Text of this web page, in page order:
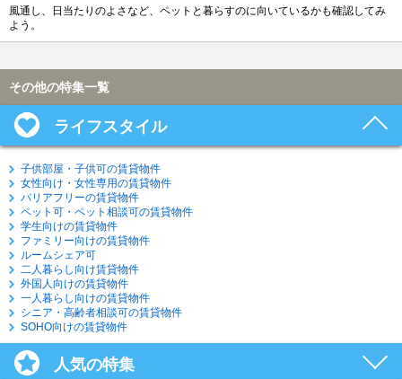
風通し、日当たりのよさなど、ペットと暮らすのに向いているかも確認してみ
よう。
その他の特集一覧
ライフスタイル
子供部屋・子供可の賃貸物件
女性向け・女性専用の賃貸物件
バリアフリーの賃貸物件
ペット可・ペット相談可の賃貸物件
学生向けの賃貸物件
ファミリー向けの賃貸物件
ルームシェア可
二人暮らし向け賃貸物件
外国人向けの賃貸物件
一人暮らし向けの賃貸物件
シニア・高齢者相談可の賃貸物件
SOHO向けの賃貸物件
人気の特集